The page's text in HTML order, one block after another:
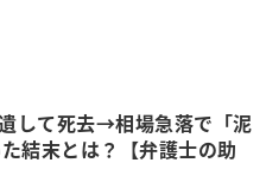
して死去→相場急落で「泥
結末とは？【弁護士の助